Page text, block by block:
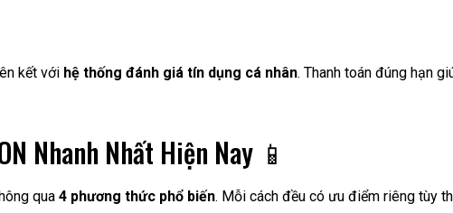
kết với hệ thống đánh giá tín dụng cá nhân. Thanh toán đúng hạn
Nhanh Nhất Hiện Nay 📱
qua 4 phương thức phổ biến. Mỗi cách đều có ưu điểm riêng tùy